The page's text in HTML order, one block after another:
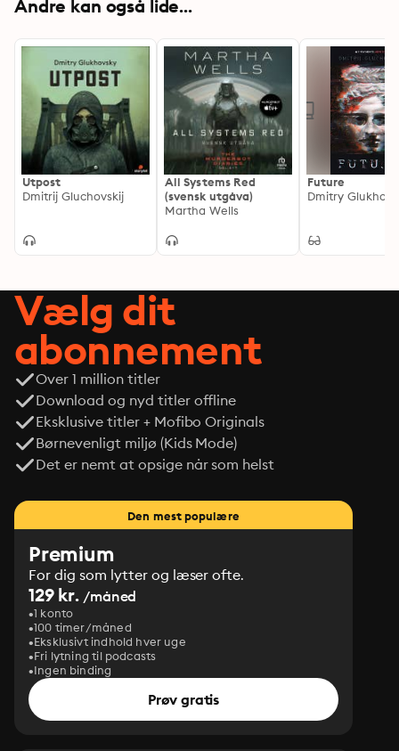
ryggen, och återigen växer behovet av att vända sig
har någon smugit sig fram, medan man tittade åt
andra hållet...«
Andre kan også lide...
Utpost
Dmitrij Gluchovskij
All Systems Red
(svensk utgåva)
Martha Wells
Future
Dmitry
Vælg dit
abonnement
Over 1 million titler
Download og nyd titler offline
Eksklusive titler + Mofibo Originals
Børnevenligt miljø (Kids Mode)
Det er nemt at opsige når som helst
Den mest populære
Premium
For dig som lytter og læser ofte.
129 kr. /måned
1 konto
100 timer/måned
Eksklusivt indhold hver uge
Fri lytning til podcasts
Ingen binding
Prøv gratis